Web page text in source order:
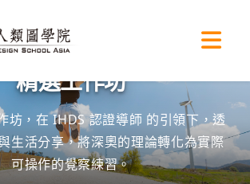
首頁 » 精選工作坊
精選工作坊
坊，在 IHDS 認證導師 的引領下，透
生活分享，將深奧的理論轉化為實際
可操作的覺察練習。